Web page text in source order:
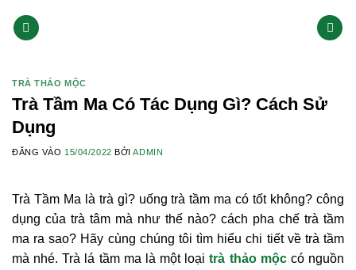
qua
TRÀ THẢO MỘC
Trà Tầm Ma Có Tác Dụng Gì? Cách Sử
Dụng
ĐĂNG VÀO 15/04/2022 BỞIADMIN
Trà Tầm Ma là trà gì? uống trà tầm ma có tốt không? công
dụng của trà tâm mà như thế nào? cách pha chế trà tầm
ma ra sao? Hãy cùng chúng tôi tìm hiểu chi tiết về trà tầm
mà nhé. Trà lá tầm ma là một loạitrà thảo mộccó nguồn